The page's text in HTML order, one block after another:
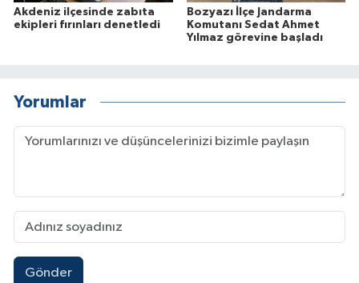
Akdeniz ilçesinde zabıta
ekipleri fırınları denetledi
Bozyazı İlçe Jandarma
Komutanı Sedat Ahmet
Yılmaz görevine başladı
Yorumlar
Gönder